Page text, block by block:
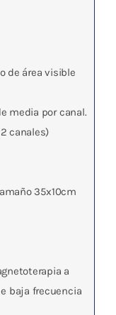
de área visible
media por canal.
canales)
35x10cm
a
baja frecuencia